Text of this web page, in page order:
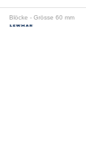
Blöcke - Grösse 60 mm